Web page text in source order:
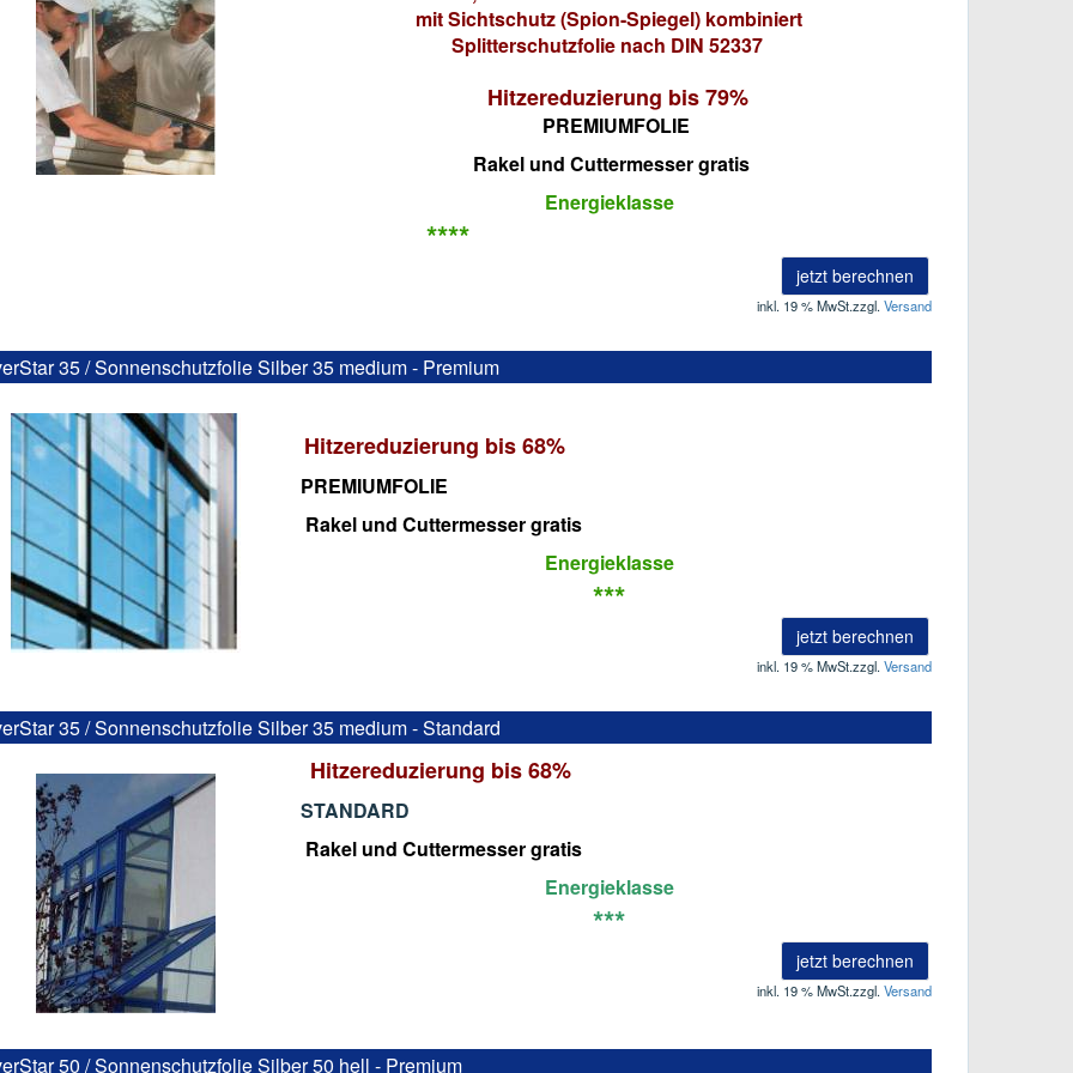
mit Sichtschutz (Spion-Spiegel) kombiniert
Splitterschutzfolie nach DIN 52337
Hitzereduzierung bis 79%
PREMIUMFOLIE
Rakel und Cuttermesser gratis
Energieklasse
****
jetzt berechnen
inkl. 19 % MwSt.zzgl. Versand
35 / Sonnenschutzfolie Silber 35 medium - Premium
Hitzereduzierung bis 68%
PREMIUMFOLIE
Rakel und Cuttermesser gratis
Energieklasse
***
jetzt berechnen
inkl. 19 % MwSt.zzgl. Versand
35 / Sonnenschutzfolie Silber 35 medium - Standard
Hitzereduzierung bis 68%
STANDARD
Rakel und Cuttermesser gratis
Energieklasse
***
jetzt berechnen
inkl. 19 % MwSt.zzgl. Versand
50 / Sonnenschutzfolie Silber 50 hell - Premium